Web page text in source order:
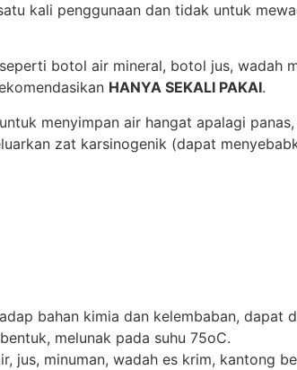
kali penggunaan dan tidak untuk
botol air mineral, botol jus, wadah
HANYA SEKALI PAKAI.
menyimpan air hangat apalagi
zat karsinogenik (dapat
bahan kimia dan kelembaban, dapat
melunak pada suhu 75oC.
jus, minuman, wadah es krim, kantong